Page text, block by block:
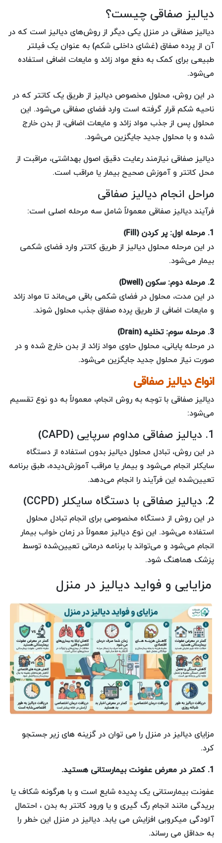
دیالیز صفاقی چیست؟
دیالیز صفاقی در منزل یکی دیگر از روش‌های دیالیز است که در
آن از پرده صفاق (غشای داخلی شکم) به عنوان یک فیلتر
طبیعی برای کمک به دفع مواد زائد و مایعات اضافی استفاده
می‌شود.
در این روش، محلول مخصوص دیالیز از طریق یک کاتتر که در
ناحیه شکم قرار گرفته است وارد فضای صفاقی می‌شود. این
محلول پس از جذب مواد زائد و مایعات اضافی، از بدن خارج
شده و با محلول جدید جایگزین می‌شود.
دیالیز صفاقی نیازمند رعایت دقیق اصول بهداشتی، مراقبت از
محل کاتتر و آموزش صحیح بیمار یا مراقب است.
مراحل انجام دیالیز صفاقی
فرآیند دیالیز صفاقی معمولاً شامل سه مرحله اصلی است:
1. مرحله اول: پر کردن (Fill)
در این مرحله محلول دیالیز از طریق کاتتر وارد فضای شکمی
بیمار می‌شود.
2. مرحله دوم: سکون (Dwell)
در این مدت، محلول در فضای شکمی باقی می‌ماند تا مواد زائد
و مایعات اضافی از طریق پرده صفاق جذب محلول شوند.
3. مرحله سوم: تخلیه (Drain)
در مرحله پایانی، محلول حاوی مواد زائد از بدن خارج شده و در
صورت نیاز محلول جدید جایگزین می‌شود.
انواع دیالیز صفاقی
دیالیز صفاقی با توجه به روش انجام، معمولاً به دو نوع تقسیم
می‌شود:
1. دیالیز صفاقی مداوم سرپایی (CAPD)
در این روش، تبادل محلول دیالیز بدون استفاده از دستگاه
سایکلر انجام می‌شود و بیمار یا مراقب آموزش‌دیده، طبق برنامه
تعیین‌شده این فرآیند را انجام می‌دهد.
2. دیالیز صفاقی با دستگاه سایکلر (CCPD)
در این روش از دستگاه مخصوصی برای انجام تبادل محلول
استفاده می‌شود. این نوع دیالیز معمولاً در زمان خواب بیمار
انجام می‌شود و می‌تواند با برنامه درمانی تعیین‌شده توسط
پزشک هماهنگ شود.
مزایایی و فواید دیالیز در منزل
مزایای دیالیز در منزل را می توان در گزینه های زیر جستجو
کرد.
1. کمتر در معرض عفونت بیمارستانی هستید.
عفونت بیمارستانی یک پدیده شایع است و با هرگونه شکاف یا
بریدگی مانند انجام رگ گیری و یا ورود کاتتر به بدن ، احتمال
آلودگی میکروبی افزایش می یابد. دیالیز در منزل این خطر را
به حداقل می رساند.